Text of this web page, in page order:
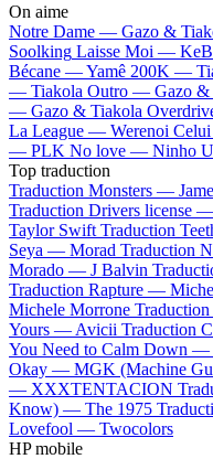
On aime
Notre Dame — Gazo &
Soolking Laisse Moi —
Bécane —Yamê 200K —
— Tiakola Outro — Gazo &
— Gazo & Tiakola
La League — Werenoi
— PLK No love — Ninho
Top traduction
Traduction Monsters —
Traduction Drivers license —
Taylor Swift Traduction
Seya — Morad Traduction
Morado — J Balvin
Traduction Rapture —
Michele Morrone
Yours — Avicii Traduction
You Need to Calm Down —
Okay — MGK (Machine
— XXXTENTACION
Know) — The 1975
Lovefool — Twocolors
HP mobile